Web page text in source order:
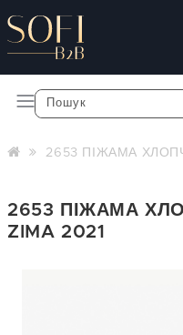
2653 ПІЖАМА
2653 ПІЖАМА
ZIMA 2021